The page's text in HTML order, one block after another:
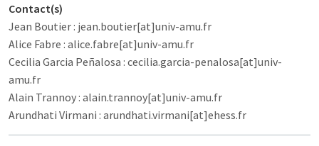
Contact(s)
Jean Boutier : jean.boutier[at]univ-amu.fr
Alice Fabre : alice.fabre[at]univ-amu.fr
Cecilia Garcia Peñalosa : cecilia.garcia-penalosa[at]univ-
amu.fr
Alain Trannoy : alain.trannoy[at]univ-amu.fr
Arundhati Virmani : arundhati.virmani[at]ehess.fr